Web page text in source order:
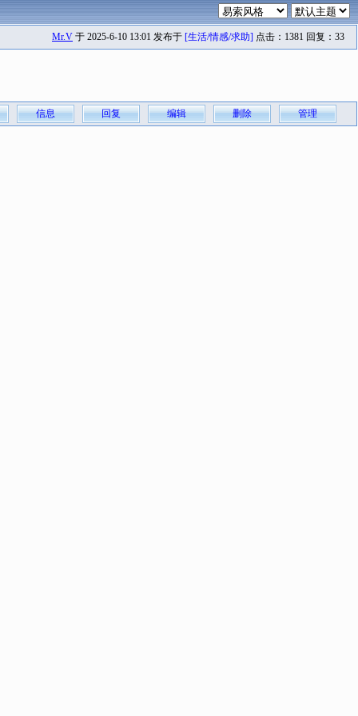
Mr.V 于 2025-6-10 13:01 发布于 [生活/情感/求助] 点击：1381 回复：33
信息 回复 编辑 删除 管理